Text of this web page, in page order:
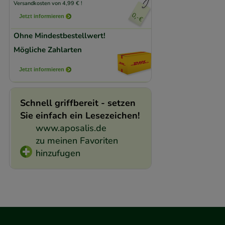
Versandkosten von 4,99 € !
Jetzt informieren
Ohne Mindestbestellwert!
Mögliche Zahlarten
Jetzt informieren
Schnell griffbereit - setzen
Sie einfach ein Lesezeichen!
www.aposalis.de
zu meinen Favoriten
hinzufugen